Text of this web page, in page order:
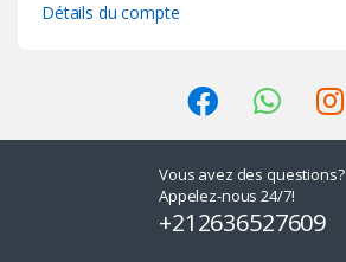
Détails du compte
Vous avez des questions?
Appelez-nous 24/7!
+212636527609